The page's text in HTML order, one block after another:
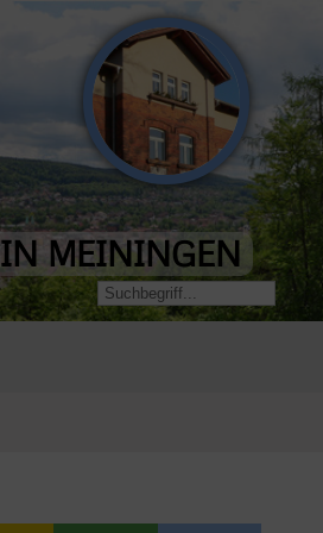
Landeskirchliche
Gemeinschaft
IN MEININGEN